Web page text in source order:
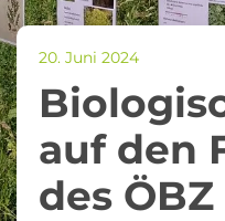
20. Juni 2024
auf den
des ÖBZ